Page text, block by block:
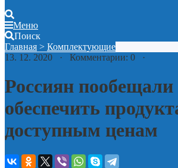
Меню
Поиск
Главная > Комплектующие
13. 12. 2020 · Комментарии: 0 ·
Россиян пообещали
обеспечить
доступным ценам